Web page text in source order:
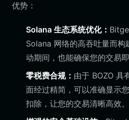
优势：
Solana 生态系统优化：
Solana 网络的高吞吐量而构
动期间，也能确保您的交易即
零税费合规： 由于 BOZO 具
面经过精简，可以准确显示
扣除，让您的交易清晰高效。